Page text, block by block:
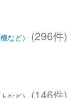
など）